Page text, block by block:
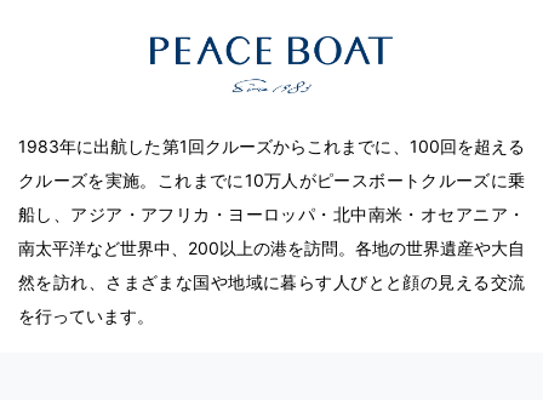
1983年に出航した第1回クルーズからこれまでに、100回を超える
クルーズを実施。これまでに10万人がピースボートクルーズに乗
船し、アジア・アフリカ・ヨーロッパ・北中南米・オセアニア・
南太平洋など世界中、200以上の港を訪問。各地の世界遺産や大自
然を訪れ、さまざまな国や地域に暮らす人びとと顔の見える交流
を行っています。